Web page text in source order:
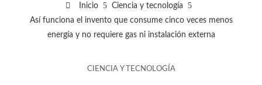
Inicio
Ciencia y tecnología
Así funciona el invento que consume cinco veces menos
energía y no requiere gas ni instalación externa
CIENCIA Y TECNOLOGÍA